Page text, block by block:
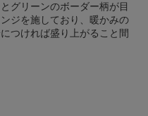
グリーンのボーダー柄が目
ジを施しており、暖かみの
つければ盛り上がること間